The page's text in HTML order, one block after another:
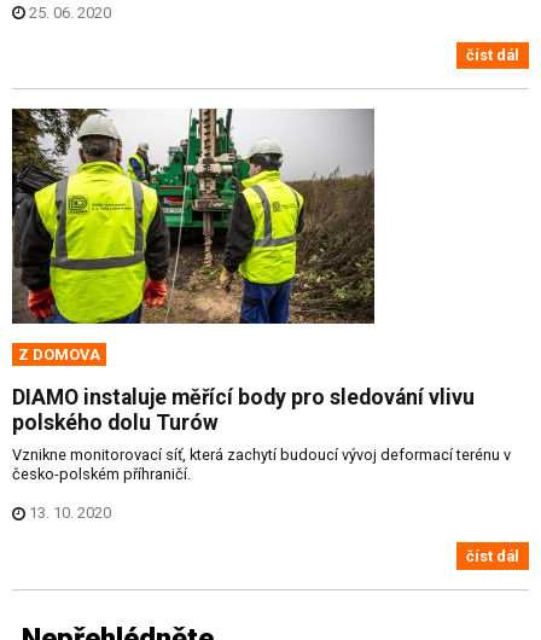
25. 06. 2020
číst dál
Z DOMOVA
DIAMO instaluje měřící body pro sledování vlivu
polského dolu Turów
Vznikne monitorovací síť, která zachytí budoucí vývoj deformací terénu v
česko-polském příhraničí.
13. 10. 2020
číst dál